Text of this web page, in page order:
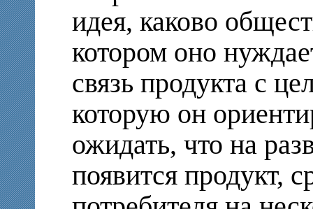
идея, каково
котором оно
связь продукта с
которую он
ожидать, что на
появится продукт,